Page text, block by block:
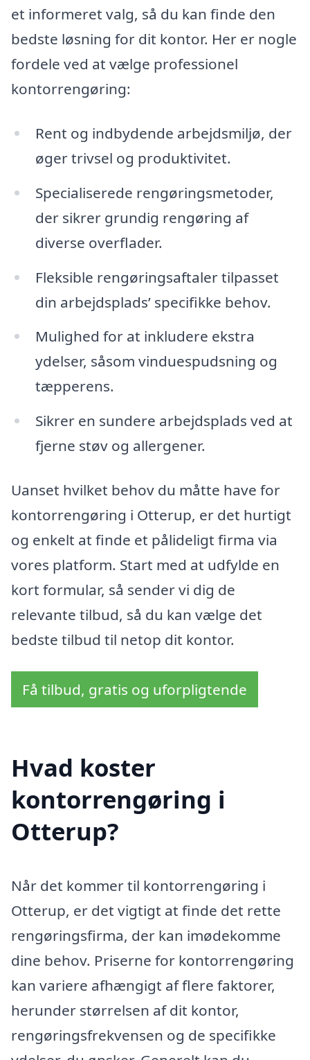
et informeret valg, så du kan finde den
bedste løsning for dit kontor. Her er nogle
fordele ved at vælge professionel
kontorrengøring:
Rent og indbydende arbejdsmiljø, der
øger trivsel og produktivitet.
Specialiserede rengøringsmetoder,
der sikrer grundig rengøring af
diverse overflader.
Fleksible rengøringsaftaler tilpasset
din arbejdsplads’ specifikke behov.
Mulighed for at inkludere ekstra
ydelser, såsom vinduespudsning og
tæpperens.
Sikrer en sundere arbejdsplads ved at
fjerne støv og allergener.
Uanset hvilket behov du måtte have for
kontorrengøring i Otterup, er det hurtigt
og enkelt at finde et pålideligt firma via
vores platform. Start med at udfylde en
kort formular, så sender vi dig de
relevante tilbud, så du kan vælge det
bedste tilbud til netop dit kontor.
Få tilbud, gratis og uforpligtende
Hvad koster
kontorrengøring i
Otterup?
Når det kommer til kontorrengøring i
Otterup, er det vigtigt at finde det rette
rengøringsfirma, der kan imødekomme
dine behov. Priserne for kontorrengøring
kan variere afhængigt af flere faktorer,
herunder størrelsen af dit kontor,
rengøringsfrekvensen og de specifikke